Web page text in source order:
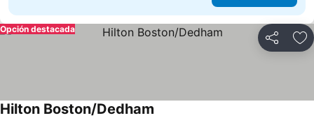
Compartir
Opción destacada
Hilton Boston/Dedham